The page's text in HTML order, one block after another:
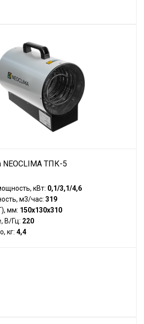
ТПК-5
кВт: 0,1/3,1/4,6
м3/час: 319
мм: 150х130х310
В/Гц: 220
кг: 4,4